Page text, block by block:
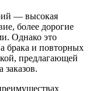
— высокая
более дорогие
Однако это
брака и повторных
предлагающей
заказов.